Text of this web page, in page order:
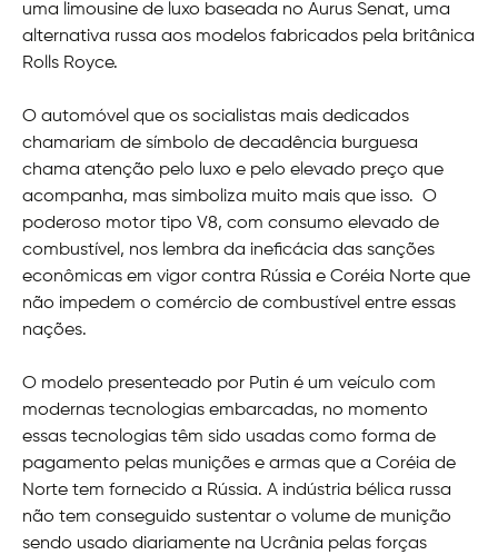
uma limousine de luxo baseada no Aurus Senat, uma
alternativa russa aos modelos fabricados pela britânica
Rolls Royce.
O automóvel que os socialistas mais dedicados
chamariam de símbolo de decadência burguesa
chama atenção pelo luxo e pelo elevado preço que
acompanha, mas simboliza muito mais que isso. O
poderoso motor tipo V8, com consumo elevado de
combustível, nos lembra da ineficácia das sanções
econômicas em vigor contra Rússia e Coréia Norte que
não impedem o comércio de combustível entre essas
nações.
O modelo presenteado por Putin é um veículo com
modernas tecnologias embarcadas, no momento
essas tecnologias têm sido usadas como forma de
pagamento pelas munições e armas que a Coréia de
Norte tem fornecido a Rússia. A indústria bélica russa
não tem conseguido sustentar o volume de munição
sendo usado diariamente na Ucrânia pelas forças